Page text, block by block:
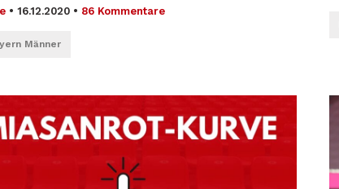
• 16.12.2020 • 86 Kommentare
Männer